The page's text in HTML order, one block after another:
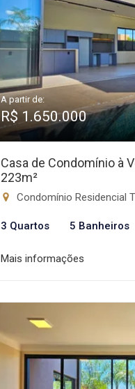
A partir de:
R$ 1.650.000
Casa de Condomínio à
223m²
Condomínio Residencial
3 Quartos 5 Banheiros
Mais informações